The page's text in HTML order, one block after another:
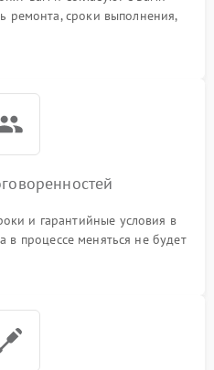
ремонта, сроки выполнения,
условия
и гарантийные условия в
в процессе меняться не будет